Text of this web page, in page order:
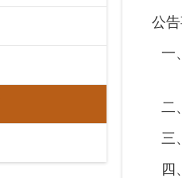
公告
一、
二、
三、
四、